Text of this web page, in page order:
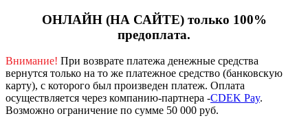
ОНЛАЙН (НА САЙТЕ) только 100%
предоплата.
Внимание! При возврате платежа денежные средства
вернутся только на то же платежное средство (банковскую
карту), с которого был произведен платеж. Оплата
осуществляется через компанию-партнера -CDEK Pay.
Возможно ограничение по сумме 50 000 руб.